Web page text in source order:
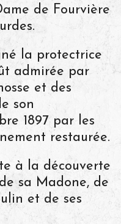
de Fourvière
la protectrice
admirée par
et des
son
1897 par les
restaurée.
à la découverte
sa Madone, de
et de ses